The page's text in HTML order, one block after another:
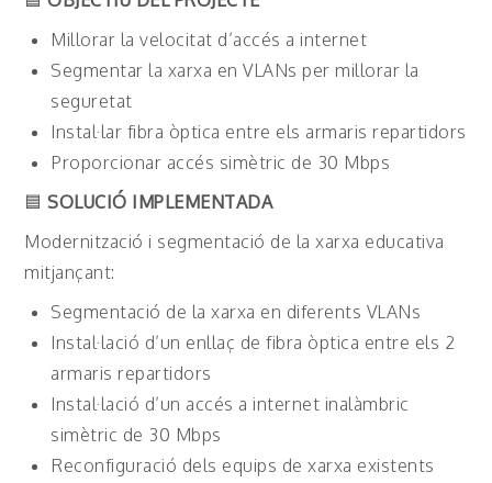
Millorar la velocitat d’accés a internet
Segmentar la xarxa en VLANs per millorar la
seguretat
Instal·lar fibra òptica entre els armaris repartidors
Proporcionar accés simètric de 30 Mbps
🟦SOLUCIÓ IMPLEMENTADA
Modernització i segmentació de la xarxa educativa
mitjançant:
Segmentació de la xarxa en diferents VLANs
Instal·lació d’un enllaç de fibra òptica entre els 2
armaris repartidors
Instal·lació d’un accés a internet inalàmbric
simètric de 30 Mbps
Reconfiguració dels equips de xarxa existents